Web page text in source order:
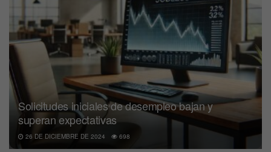
Solicitudes iniciales de desempleo bajan y
superan expectativas
26 DE DICIEMBRE DE 2024 698